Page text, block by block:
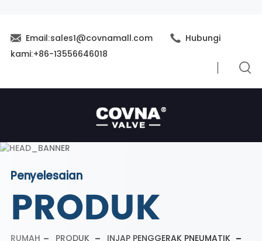
Email:sales1@covnamall.com
Hubungi
kami:+86-13556646018
Penyelesaian
PRODUK
RUMAH PRODUK
INJAP PENGGERAK PNEUMATIK